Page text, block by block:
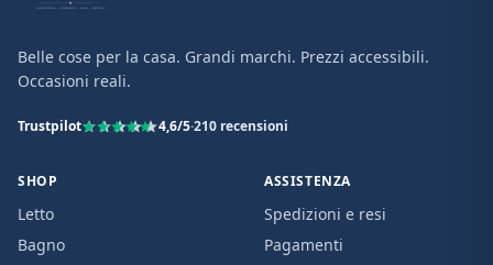
Belle cose per la casa. Grandi marchi. Prezzi accessibili.
Occasioni reali.
Trustpilot 4,6/5·210 recensioni
SHOP
Letto
Bagno
ASSISTENZA
Spedizioni e resi
Pagamenti